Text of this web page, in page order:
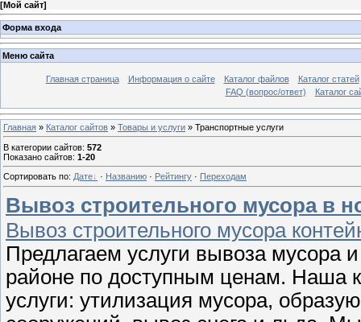
[Мой сайт]
Форма входа
Меню сайта
Главная страница Информация о сайте Каталог файлов
Каталог статей
FAQ (вопрос/ответ)
Каталог
Главная » Каталог сайтов » Товары и услуги » Транспортные услуги
В категории сайтов: 572
Показано сайтов: 1-20
Сортировать по: Дате · Названию · Рейтингу · Переходам
Вывоз строительного мусора в
Вывоз строительного мусора
Предлагаем услуги вывоза мусора
районе по доступным ценам. Наша
услуги: утилизация мусора,